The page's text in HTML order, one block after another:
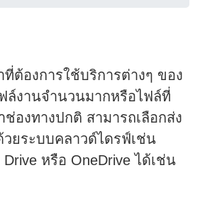
ต้องการใช้บริการต่างๆ ของ
ล์งานจำนวนมากหรือไฟล์ที่
องทางปกติ สามารถเลือกส่ง
ยระบบคลาวด์ไดรฟ์เช่น
Drive หรือ OneDrive ได้เช่น